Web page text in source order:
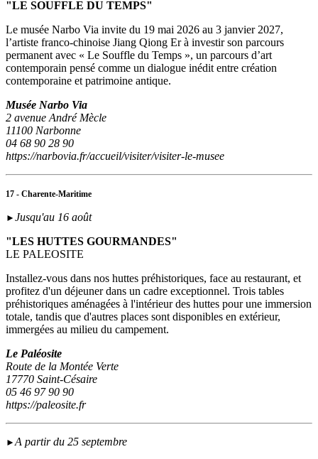
"LE SOUFFLE DU TEMPS"
Le musée Narbo Via invite du 19 mai 2026 au 3 janvier 2027,
l’artiste franco-chinoise Jiang Qiong Er à investir son parcours
permanent avec « Le Souffle du Temps », un parcours d’art
contemporain pensé comme un dialogue inédit entre création
contemporaine et patrimoine antique.
Musée Narbo Via
2 avenue André Mècle
11100 Narbonne
04 68 90 28 90
https://narbovia.fr/accueil/visiter/visiter-le-musee
17 - Charente-Maritime
► Jusqu'au 16 août
"LES HUTTES GOURMANDES"
LE PALEOSITE
Installez-vous dans nos huttes préhistoriques, face au restaurant, et
profitez d'un déjeuner dans un cadre exceptionnel. Trois tables
préhistoriques aménagées à l'intérieur des huttes pour une immersion
totale, tandis que d'autres places sont disponibles en extérieur,
immergées au milieu du campement.
Le Paléosite
Route de la Montée Verte
17770 Saint-Césaire
05 46 97 90 90
https://paleosite.fr
►A partir du 25 septembre